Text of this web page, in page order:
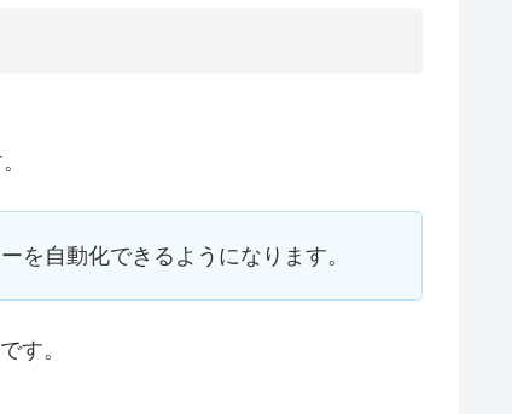
を自動化できるようになります。
す。